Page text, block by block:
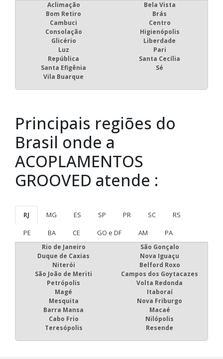
Aclimação
Bela Vista
Bom Retiro
Brás
Cambuci
Centro
Consolação
Higienópolis
Glicério
Liberdade
Luz
Pari
República
Santa Cecília
Santa Efigênia
Sé
Vila Buarque
Principais regiões do
Brasil onde a
ACOPLAMENTOS
GROOVED atende :
RJ MG ES SP PR SC
RS
PE
BA CE GO e DF AM PA
Rio de Janeiro
São Gonçalo
Duque de Caxias
Nova Iguaçu
Niterói
Belford Roxo
São João de Meriti
Campos dos Goytacazes
Petrópolis
Volta Redonda
Magé
Itaboraí
Mesquita
Nova Friburgo
Barra Mansa
Macaé
Cabo Frio
Nilópolis
Teresópolis
Resende